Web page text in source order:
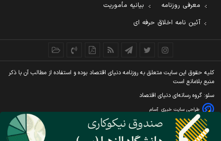
معرفی روزنامه
بیانیه مأموریت
آئین نامه اخلاق حرفه ای
کليه حقوق اين سايت متعلق به روزنامه دنيای اقتصاد بوده و استفاده از مطالب آن با ذکر
منبع بلامانع است
سئو: گروه رسانه‌ای دنیای اقتصاد
طراحی سایت خبری آسام